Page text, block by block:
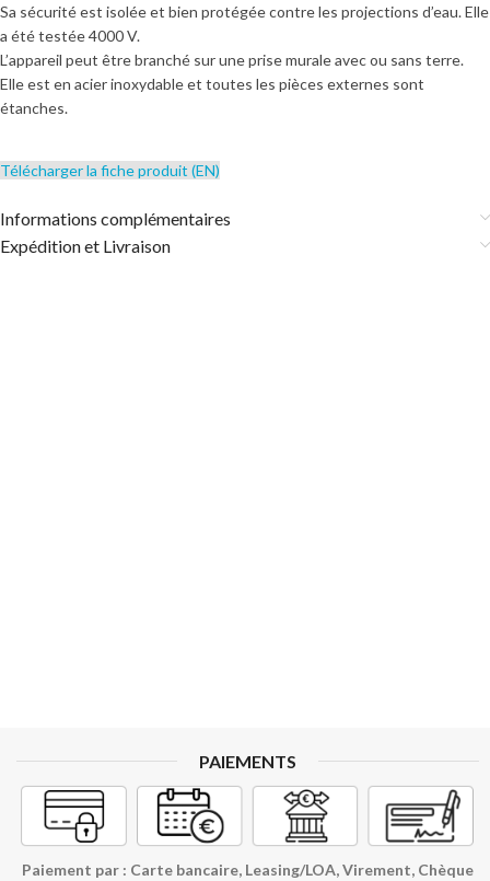
Sa sécurité est isolée et bien protégée contre les projections d’eau. Elle
a été testée 4000 V.
L’appareil peut être branché sur une prise murale avec ou sans terre.
Elle est en acier inoxydable et toutes les pièces externes sont
étanches.
Télécharger la fiche produit (EN)
Informations complémentaires
Expédition et Livraison
PAIEMENTS
Paiement par : Carte bancaire, Leasing/LOA, Virement, Chèque